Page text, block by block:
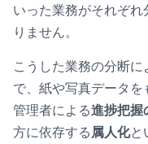
いった業務がそれぞ
りません。
こうした業務の分断
で、紙や写真データを
管理者による進捗把握
方に依存する 属人化と